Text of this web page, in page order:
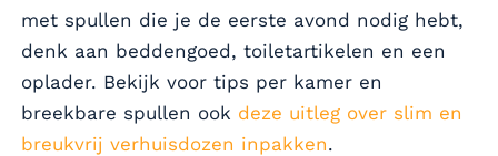
met spullen die je de eerste avond nodig hebt,
denk aan beddengoed, toiletartikelen en een
oplader. Bekijk voor tips per kamer en
breekbare spullen ook deze uitleg over slim en
breukvrij verhuisdozen inpakken.